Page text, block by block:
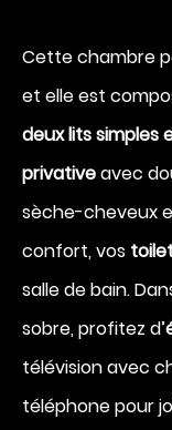
Cette chambre
et elle est
deux lits simples
privativeavec
sèche-cheveux
confort, vos
salle de bain.
sobre, profitez d’
télévision avec
téléphone pour